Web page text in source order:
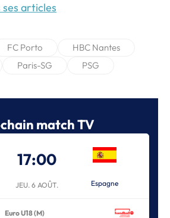
ses articles
FC Porto
HBC Nantes
Paris-SG PSG
match TV
17:00
JEU. 6 AOÛT. Espagne
Euro U18 (M)